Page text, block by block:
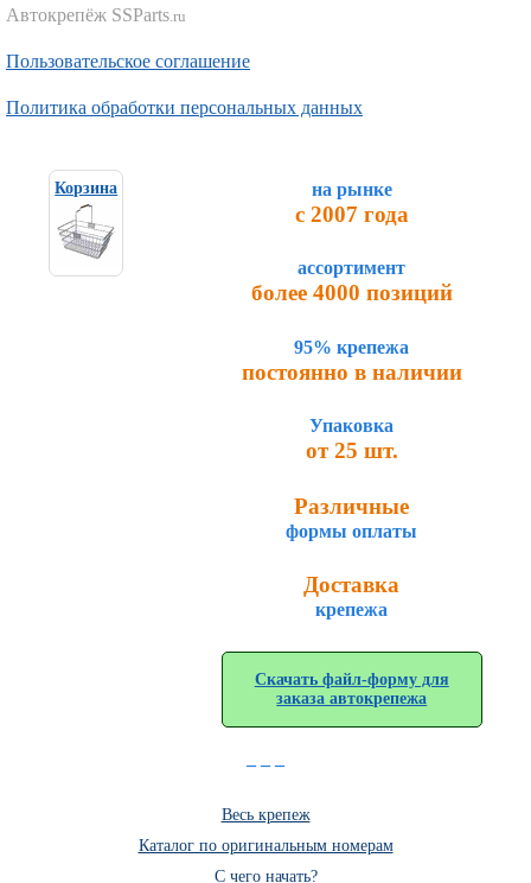
Автокрепёж SSParts.ru
Пользовательское соглашение
Политика обработки персональных данных
Корзина на рынке
с 2007 года
ассортимент
более 4000 позиций
95% крепежа
постоянно в наличии
Упаковка
от 25 шт.
Различные
формы оплаты
Доставка
крепежа
Скачать файл-форму для
заказа автокрепежа
Весь крепеж
Каталог по оригинальным номерам
C чего начать?